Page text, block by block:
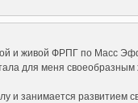
и живой ФРПГ по Масс
для меня своеобразным
и занимается развитием